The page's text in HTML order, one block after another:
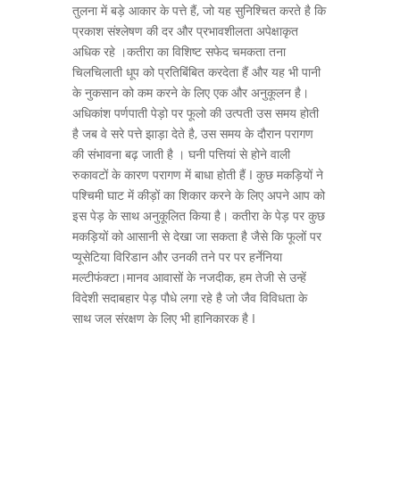
तुलना में बड़े आकार के पत्ते हैं, जो यह सुनिश्चित करते है कि
प्रकाश संश्लेषण की दर और प्रभावशीलता अपेक्षाकृत
अधिक रहे ।कतीरा का विशिष्ट सफेद चमकता तना
चिलचिलाती धूप को प्रतिबिंबित करदेता हैं और यह भी पानी
के नुकसान को कम करने के लिए एक और अनुकूलन है।
अधिकांश पर्णपाती पेड़ो पर फूलो की उत्पती उस समय होती
है जब वे सरे पत्ते झाड़ा देते है, उस समय के दौरान परागण
की संभावना बढ़ जाती है । घनी पत्तियां से होने वाली
रुकावटों के कारण परागण में बाधा होती हैं I कुछ मकड़ियों ने
पश्चिमी घाट में कीड़ों का शिकार करने के लिए अपने आप को
इस पेड़ के साथ अनुकूलित किया है। कतीरा के पेड़ पर कुछ
मकड़ियों को आसानी से देखा जा सकता है जैसे कि फूलों पर
प्यूसेटिया विरिडान और उनकी तने पर पर हर्नेनिया
मल्टीफंक्टा।मानव आवासों के नजदीक, हम तेजी से उन्हें
विदेशी सदाबहार पेड़ पौधे लगा रहे है जो जैव विविधता के
साथ जल संरक्षण के लिए भी हानिकारक है I